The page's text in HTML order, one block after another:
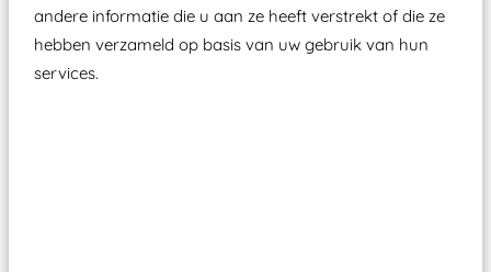
andere informatie die u aan ze heeft verstrekt of die ze
hebben verzameld op basis van uw gebruik van hun
services.
certificering, uitgegeven door een Nederlands
aangewezen keuringsinstantie?
Wij ook speeltoestellen kunnen laten keuren zodat